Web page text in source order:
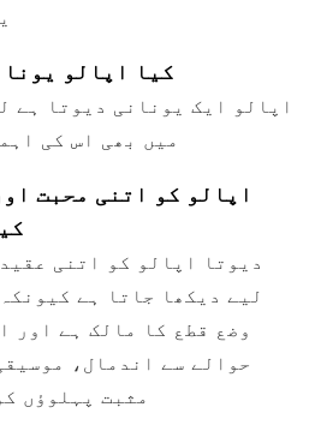
کیا اپالو
اپالو ایک یونانی دیوتا ہے
میں بھی اس کی
اپالو کو اتنی محبت
دیوتا اپالو کو اتنی
لیے دیکھا جاتا ہے
وضع قطع کا مالک ہے اور
حوالے سے اندمال،
مثبت پہلوؤں